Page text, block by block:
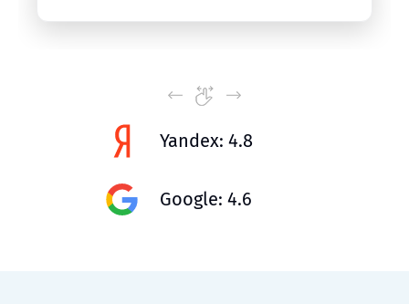
Yandex: 4.8
Google: 4.6